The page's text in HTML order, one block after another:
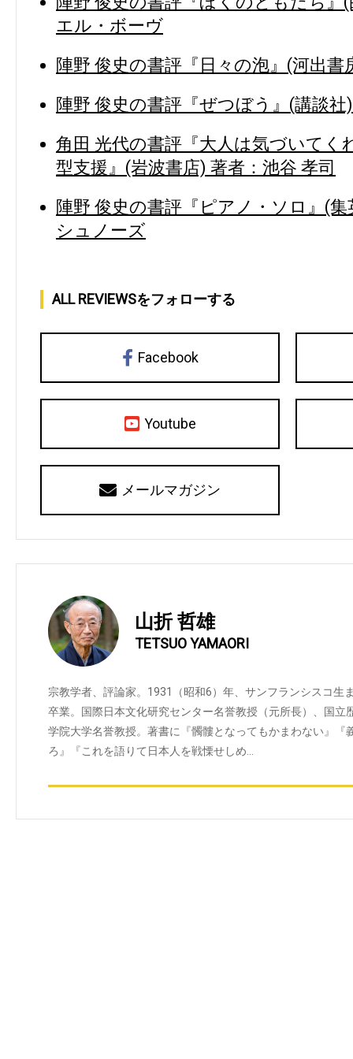
エル・ボーヴ
陣野 俊史の書評『日々の泡』(河出書
陣野 俊史の書評『ぜつぼう』(講談社
角田 光代の書評『大人は気づいてく
型支援』(岩波書店) 著者：池谷 孝司
陣野 俊史の書評『ピアノ・ソロ』(
シュノーズ
ALL REVIEWSをフォローする
Facebook
Youtube
メールマガジン
山折 哲雄
TETSUO YAMAORI
宗教学者、評論家。1931（昭和6）年、サンフランシスコ生
卒業。国際日本文化研究センター名誉教授（元所長）、国立
学院大学名誉教授。著書に『髑髏となってもかまわない』『
ろ』『これを語りて日本人を戦慄せしめ…